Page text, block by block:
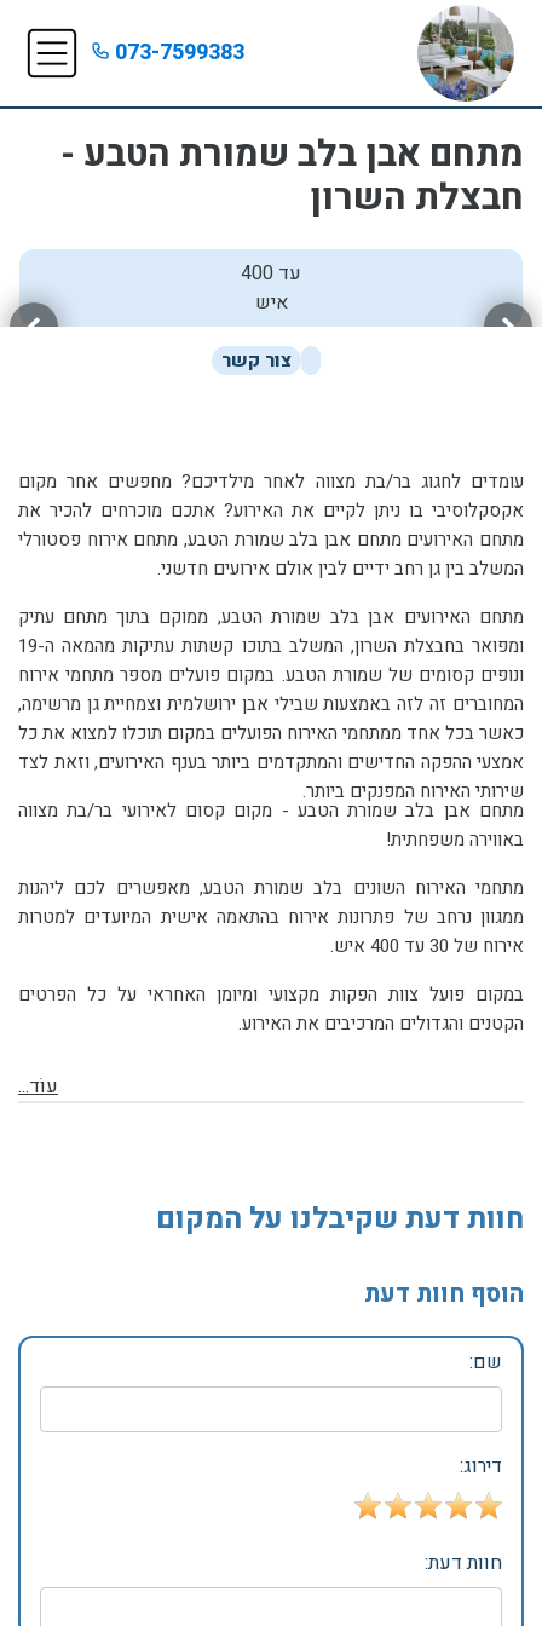
073-7599383
מתחם אבן בלב שמורת הטבע -
חבצלת השרון
עד 400
איש
צור קשר
עומדים לחגוג בר/בת מצווה לאחר מילדיכם? מחפשים אחר מקום
אקסקלוסיבי בו ניתן לקיים את האירוע? אתכם מוכרחים להכיר את
מתחם האירועים מתחם אבן בלב שמורת הטבע, מתחם אירוח פסטורלי
המשלב בין גן רחב ידיים לבין אולם אירועים חדשני.
מתחם האירועים אבן בלב שמורת הטבע, ממוקם בתוך מתחם עתיק
ומפואר בחבצלת השרון, המשלב בתוכו קשתות עתיקות מהמאה ה-19
ונופים קסומים של שמורת הטבע. במקום פועלים מספר מתחמי אירוח
המחוברים זה לזה באמצעות שבילי אבן ירושלמית וצמחיית גן מרשימה,
כאשר בכל אחד ממתחמי האירוח הפועלים במקום תוכלו למצוא את כל
אמצעי ההפקה החדישים והמתקדמים ביותר בענף האירועים, וזאת לצד
שירותי האירוח המפנקים ביותר.
מתחם אבן בלב שמורת הטבע - מקום קסום לאירועי בר/בת מצווה
באווירה משפחתית!
מתחמי האירוח השונים בלב שמורת הטבע, מאפשרים לכם ליהנות
ממגוון נרחב של פתרונות אירוח בהתאמה אישית המיועדים למטרות
אירוח של 30 עד 400 איש
.
במקום פועל צוות הפקות מקצועי ומיומן האחראי על כל הפרטים
הקטנים והגדולים המרכיבים את האירוע.
עוֹד...
חוות דעת שקיבלנו על המקום
הוסף חוות דעת
שם:
דירוג:
חוות דעת: